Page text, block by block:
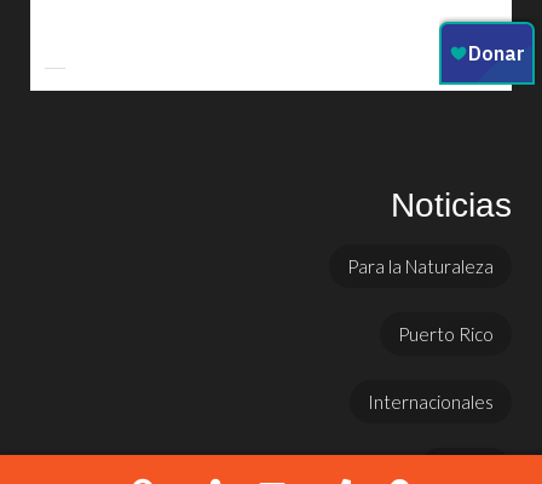
Noticias
Para la Naturaleza
Puerto Rico
Internacionales